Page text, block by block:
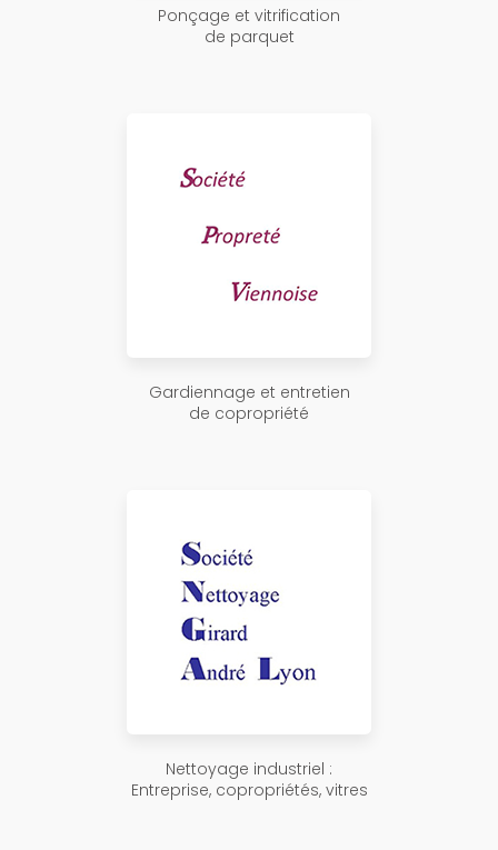
Ponçage et vitrification
de parquet
Gardiennage et entretien
de copropriété
Nettoyage industriel :
Entreprise, copropriétés, vitres